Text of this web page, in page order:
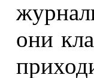
они